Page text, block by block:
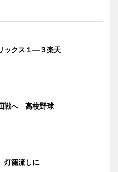
ックス１―３楽天
戦へ 高校野球
灯籠流しに